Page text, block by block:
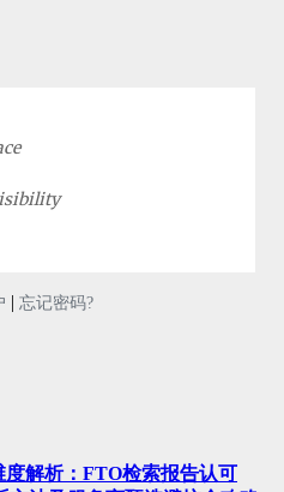
| 忘记密码?
度解析：FTO检索报告认可